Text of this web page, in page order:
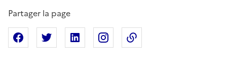
Partager la page
Partager sur Facebook
Partager sur XPartager sur Linkedin
Partager sur Instagram